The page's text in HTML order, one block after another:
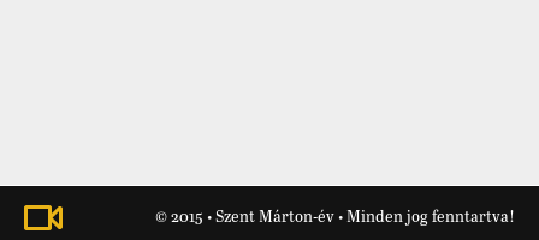
© 2015 • Szent Márton-év • Minden jog fenntartva!